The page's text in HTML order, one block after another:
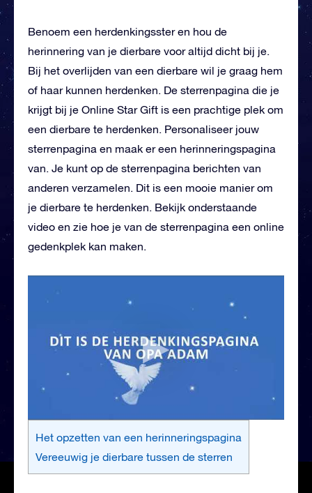
Benoem een herdenkingsster en hou de
herinnering van je dierbare voor altijd dicht bij je.
Bij het overlijden van een dierbare wil je graag hem
of haar kunnen herdenken. De sterrenpagina die je
krijgt bij je Online Star Gift is een prachtige plek om
een dierbare te herdenken. Personaliseer jouw
sterrenpagina en maak er een herinneringspagina
van. Je kunt op de sterrenpagina berichten van
anderen verzamelen. Dit is een mooie manier om
je dierbare te herdenken. Bekijk onderstaande
video en zie hoe je van de sterrenpagina een online
gedenkplek kan maken.
Het opzetten van een herinneringspagina
Vereeuwig je dierbare tussen de sterren